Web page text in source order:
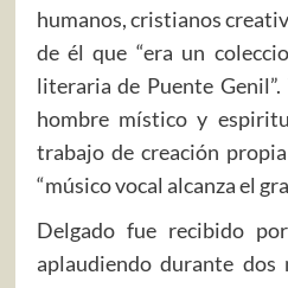
humanos, cristianos
de él que “era un
literaria de Puente
hombre místico y
trabajo de creación
“músico vocal alcanza el
Delgado fue recibido
aplaudiendo durante dos